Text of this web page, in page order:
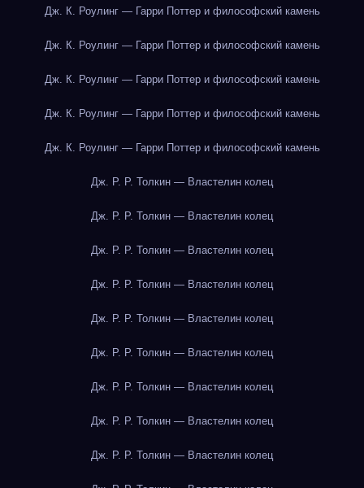
Дж. К. Роулинг — Гарри Поттер и философский камень
Дж. К. Роулинг — Гарри Поттер и философский камень
Дж. К. Роулинг — Гарри Поттер и философский камень
Дж. К. Роулинг — Гарри Поттер и философский камень
Дж. К. Роулинг — Гарри Поттер и философский камень
Дж. Р. Р. Толкин — Властелин колец
Дж. Р. Р. Толкин — Властелин колец
Дж. Р. Р. Толкин — Властелин колец
Дж. Р. Р. Толкин — Властелин колец
Дж. Р. Р. Толкин — Властелин колец
Дж. Р. Р. Толкин — Властелин колец
Дж. Р. Р. Толкин — Властелин колец
Дж. Р. Р. Толкин — Властелин колец
Дж. Р. Р. Толкин — Властелин колец